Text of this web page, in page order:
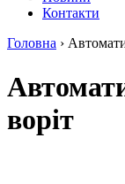
Контакти
Головна ›
воріт